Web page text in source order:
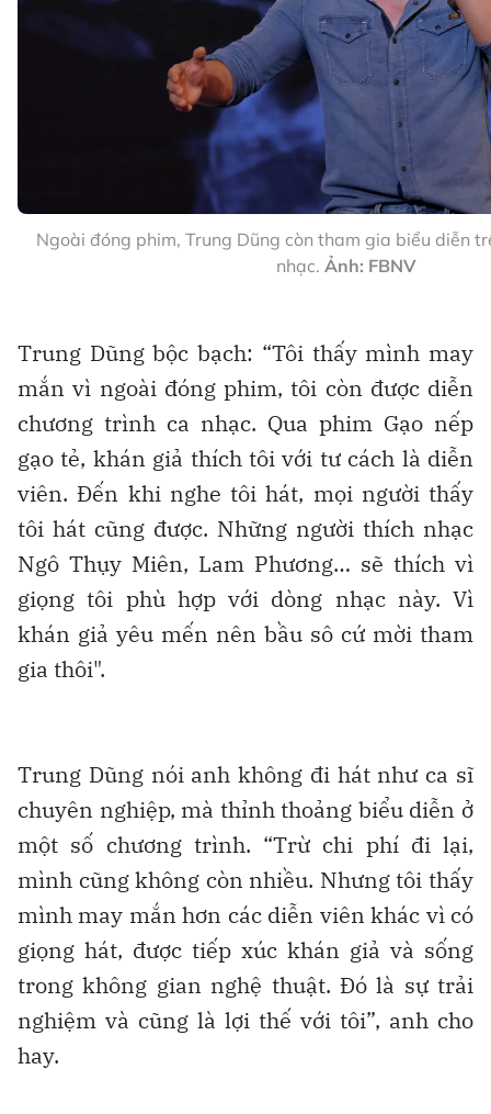
Ngoài đóng phim, Trung Dũng còn tham gia biểu diễn
nhạc. Ảnh: FBNV
Trung Dũng bộc bạch: “Tôi thấy mình may
mắn vì ngoài đóng phim, tôi còn được diễn
chương trình ca nhạc. Qua phim Gạo nếp
gạo tẻ, khán giả thích tôi với tư cách là diễn
viên. Đến khi nghe tôi hát, mọi người thấy
tôi hát cũng được. Những người thích nhạc
Ngô Thụy Miên, Lam Phương… sẽ thích vì
giọng tôi phù hợp với dòng nhạc này. Vì
khán giả yêu mến nên bầu sô cứ mời tham
gia thôi".
Trung Dũng nói anh không đi hát như ca sĩ
chuyên nghiệp, mà thỉnh thoảng biểu diễn ở
một số chương trình. “Trừ chi phí đi lại,
mình cũng không còn nhiều. Nhưng tôi thấy
mình may mắn hơn các diễn viên khác vì có
giọng hát, được tiếp xúc khán giả và sống
trong không gian nghệ thuật. Đó là sự trải
nghiệm và cũng là lợi thế với tôi”, anh cho
hay.